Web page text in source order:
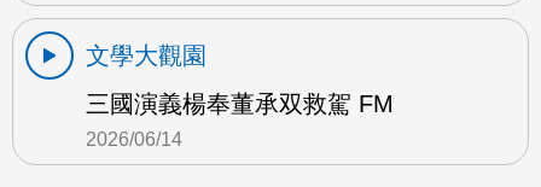
文學大觀園
三國演義楊奉董承双救駕 FM
2026/06/14